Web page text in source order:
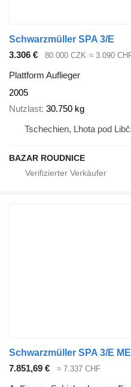
Schwarzmüller SPA 3/E
3.306 €
80.000 CZK ≈ 3.090
Plattform Auflieger
2005
Nutzlast 30.750 kg
Tschechien, Lhota pod
BAZAR ROUDNICE
Schwarzmüller SPA 3/E
7.851,69 €
≈ 7.337 CHF